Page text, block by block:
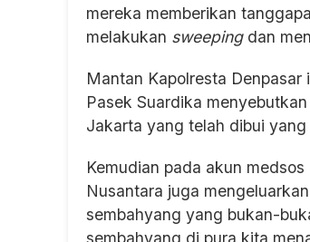
mereka memberikan
melakukan sweepingdan
Mantan Kapolresta
Pasek Suardika
Jakarta yang telah dibui
Kemudian pada akun
Nusantara juga
sembahyang yang bukan-
sembahyang di pura kita